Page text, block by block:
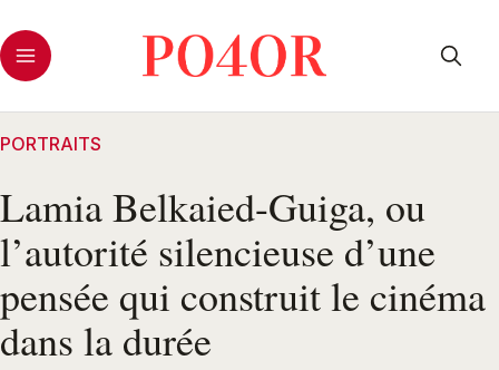
PORTRAITS
Lamia Belkaied-Guiga, ou
l’autorité silencieuse d’une
pensée qui construit le cinéma
dans la durée